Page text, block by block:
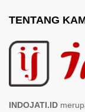
TENTANG
INDOJATI.ID